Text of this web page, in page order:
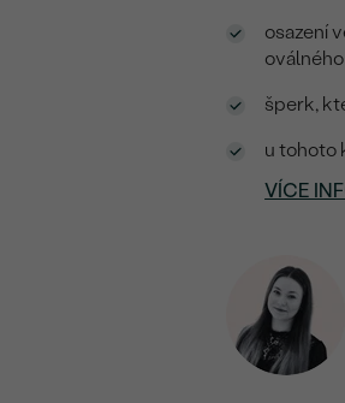
osazení
šperk,
u tohoto
VÍCE